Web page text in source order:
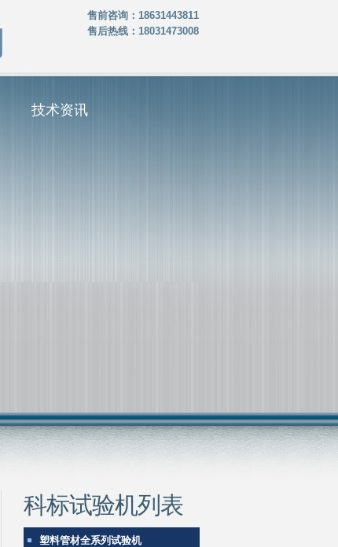
售前咨询：18631443811
售后热线：18031473008
技术资讯
科标试验机列表
塑料管材全系列试验机